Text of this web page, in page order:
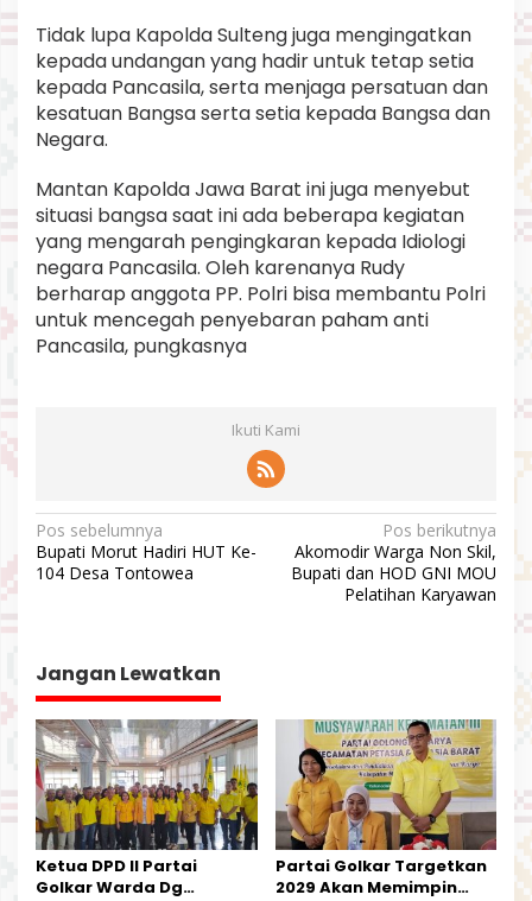
Tidak lupa Kapolda Sulteng juga mengingatkan
kepada undangan yang hadir untuk tetap setia
kepada Pancasila, serta menjaga persatuan dan
kesatuan Bangsa serta setia kepada Bangsa dan
Negara.
Mantan Kapolda Jawa Barat ini juga menyebut
situasi bangsa saat ini ada beberapa kegiatan
yang mengarah pengingkaran kepada Idiologi
negara Pancasila. Oleh karenanya Rudy
berharap anggota PP. Polri bisa membantu Polri
untuk mencegah penyebaran paham anti
Pancasila, pungkasnya
Ikuti Kami
N
a
g
a
s
i
p
o
s
Pos sebelumnya
Bupati Morut Hadiri HUT Ke-
104 Desa Tontowea
Pos berikutnya
Akomodir Warga Non Skil,
Bupati dan HOD GNI MOU
Pelatihan Karyawan
Jangan Lewatkan
Ketua DPD II Partai
Golkar Warda Dg
Partai Golkar Targetkan
2029 Akan Memimpin